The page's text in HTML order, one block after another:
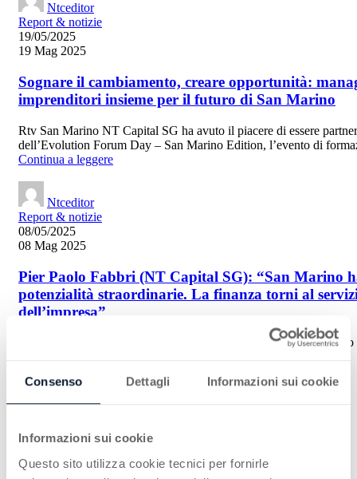
Consenso Dettagli Informazioni sui cookie
Informazioni sui cookie
Questo sito utilizza cookie tecnici per fornirle
Ntceditor
Report & notizie
19/05/2025
19 Mag 2025
Sognare il cambiamento, creare opportunità:
imprenditori insieme per il futuro di San Marino
Rtv San Marino NT Capital SG ha avuto il piacere di essere partner
dell’Evolution Forum Day – San Marino Edition, l’evento di
Continua a leggere
Ntceditor
Report & notizie
08/05/2025
08 Mag 2025
Pier Paolo Fabbri (NT Capital SG): “San Marino
potenzialità straordinarie. La finanza torni al
dell’impresa”
Rtv San Marino Il nostro Presidente, Pier Paolo Fabbri, intervistato
3
5